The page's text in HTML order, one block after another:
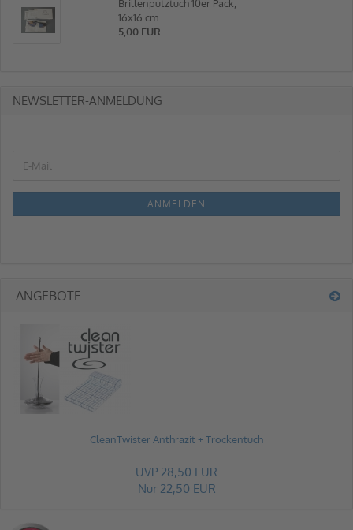
Brillenputztuch 10er Pack,
16x16 cm
5,00 EUR
NEWSLETTER-ANMELDUNG
ANMELDEN
ANGEBOTE
CleanTwister Anthrazit + Trockentuch
UVP 28,50 EUR
Nur 22,50 EUR